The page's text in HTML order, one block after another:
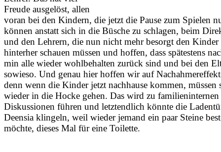
Freude ausgelöst, allen
voran bei den Kindern, die jetzt die Pause zum Spielen
können anstatt sich in die Büsche zu schlagen, beim
und den Lehrern, die nun nicht mehr besorgt den Kinder
hinterher schauen müssen und hoffen, dass spätestens
min alle wieder wohlbehalten zurück sind und bei den
sowieso. Und genau hier hoffen wir auf
denn wenn die Kinder jetzt nachhause kommen, müssen
wieder in die Hocke gehen. Das wird zu familieninternen
Diskussionen führen und letztendlich könnte die
Deensia klingeln, weil wieder jemand ein paar Steine
möchte, dieses Mal für eine Toilette.